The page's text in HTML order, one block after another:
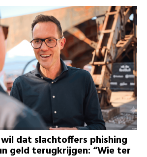
dat slachtoffers phishing
geld terugkrijgen: “Wie ter